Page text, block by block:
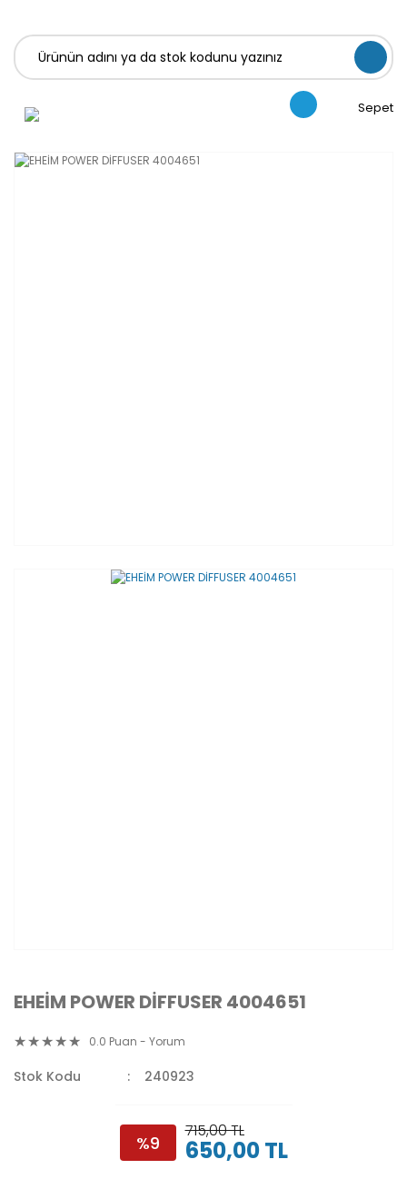
Sepet
EHEİM POWER DİFFUSER 4004651
0.0 Puan - Yorum
Stok Kodu 240923
%9
715,00 TL
650,00 TL